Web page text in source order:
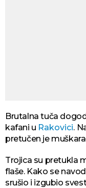
Brutalna tuča
kafani u Rakovici.
pretučen je
Trojica su pretukla
flaše. Kako se
srušio i izgubio